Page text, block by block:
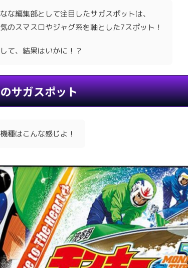
な編集部として注目したサガスポットは、
のスマスロやジャグ系を軸とした7スポット！
て、結果はいかに！？
サガスポット
種はこんな感じよ！